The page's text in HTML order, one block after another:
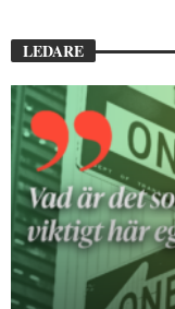
LEDARE